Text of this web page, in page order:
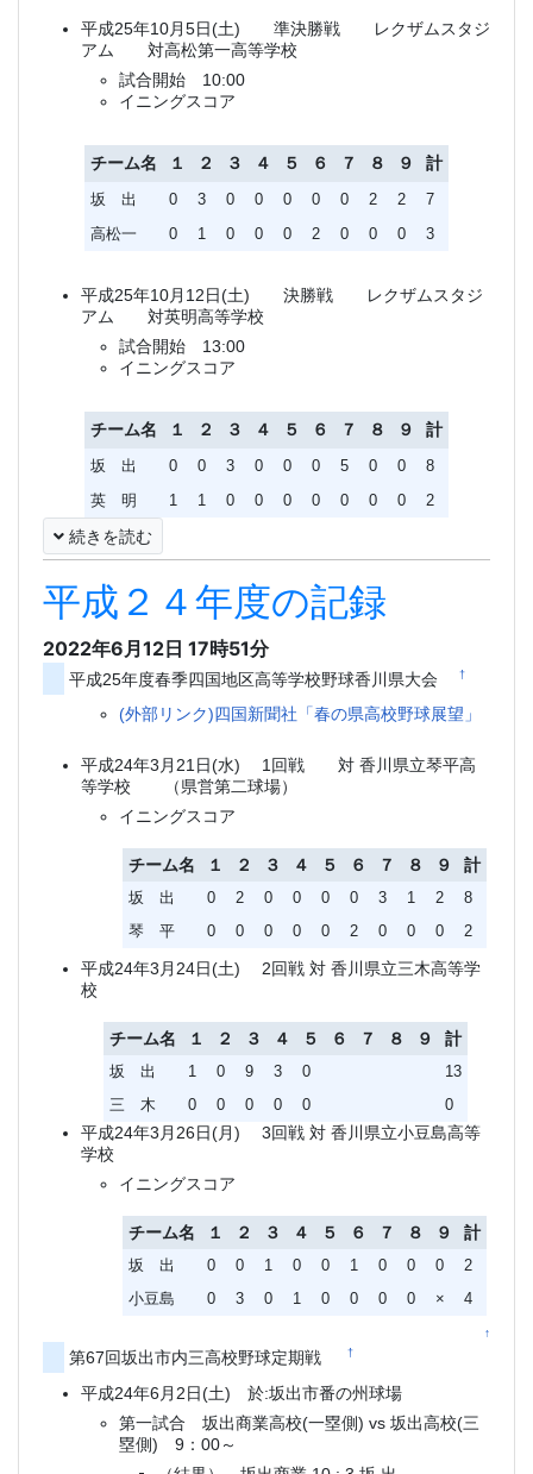
平成25年10月5日(土) 準決勝戦 レクザムスタジ
アム 対高松第一高等学校
試合開始 10:00
イニングスコア
チーム名 １ ２ ３ ４ ５ ６ ７ ８ ９ 計
坂 出 0 3 0 0 0 0 0 2 2
7
高松一
0 1 0 0 0 2 0 0 0 3
平成25年10月12日(土) 決勝戦 レクザムスタジ
アム 対英明高等学校
試合開始 13:00
イニングスコア
チーム名 １ ２ ３ ４ ５ ６ ７ ８ ９ 計
坂 出 0 0 3 0 0 0 5 0 0
8
英 明
1 1 0 0 0 0 0 0 0 2
続きを読む
平成２４年度の記録
2022年6月12日 17時51分
平成25年度春季四国地区高等学校野球香川県大会†
(外部リンク)四国新聞社「春の県高校野球展望」
平成24年3月21日(水) 1回戦 対 香川県立琴平高
等学校 （県営第二球場）
イニングスコア
チーム名 １ ２ ３ ４ ５ ６ ７ ８ ９ 計
坂 出 0 2 0 0 0 0 3 1 2
8
琴 平
0 0 0 0 0 2 0 0 0 2
平成24年3月24日(土) 2回戦 対 香川県立三木高等学
校
チーム名 １ ２ ３ ４ ５ ６ ７ ８ ９ 計
坂 出 1 0 9 3 0
13
三 木
0 0 0 0 0 0
平成24年3月26日(月) 3回戦 対 香川県立小豆島高等
学校
イニングスコア
チーム名 １ ２ ３ ４ ５ ６ ７ ８ ９ 計
坂 出 0 0 1 0 0 1 0 0 0
2
小豆島
0 3 0 1 0 0 0 0 × 4
↑
第67回坂出市内三高校野球定期戦 †
平成24年6月2日(土) 於:坂出市番の州球場
第一試合 坂出商業高校(一塁側) vs 坂出高校(三
塁側) 9：00～